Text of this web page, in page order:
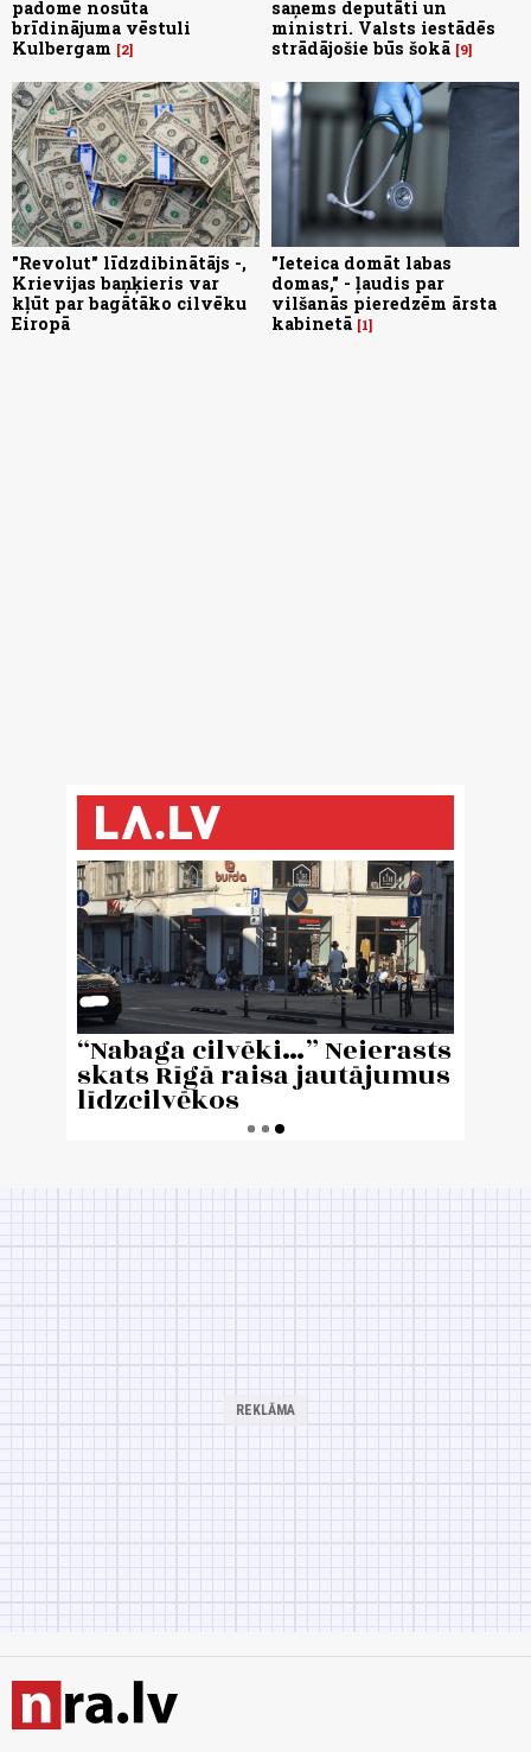
padome nosūta
brīdinājuma vēstuli
Kulbergam
2
saņems deputāti un
ministri. Valsts iestādēs
strādājošie būs šokā 9
"Revolut" līdzdibinātājs -,
Krievijas baņķieris var
kļūt par bagātāko cilvēku
Eiropā
"Ieteica domāt labas
domas," - ļaudis par
vilšanās pieredzēm ārsta
kabinetā 1